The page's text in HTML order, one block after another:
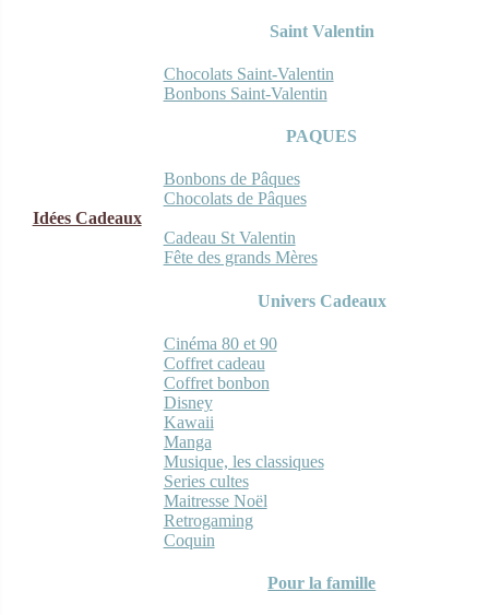
Saint Valentin
Chocolats Saint-Valentin
Bonbons Saint-Valentin
PAQUES
Bonbons de Pâques
Chocolats de Pâques
Idées Cadeaux
Cadeau St Valentin
Fête des grands Mères
Univers Cadeaux
Cinéma 80 et 90
Coffret cadeau
Coffret bonbon
Disney
Kawaii
Manga
Musique, les classiques
Series cultes
Maitresse Noël
Retrogaming
Coquin
Pour la famille